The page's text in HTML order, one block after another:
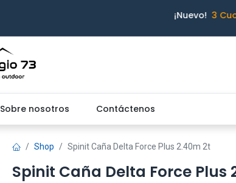
¡Nuevo! 3
Sobre nosotros Contáctenos
Shop Spinit Caña Delta Force Plus 2.40m 2t
Spinit Caña Delta Force Plus